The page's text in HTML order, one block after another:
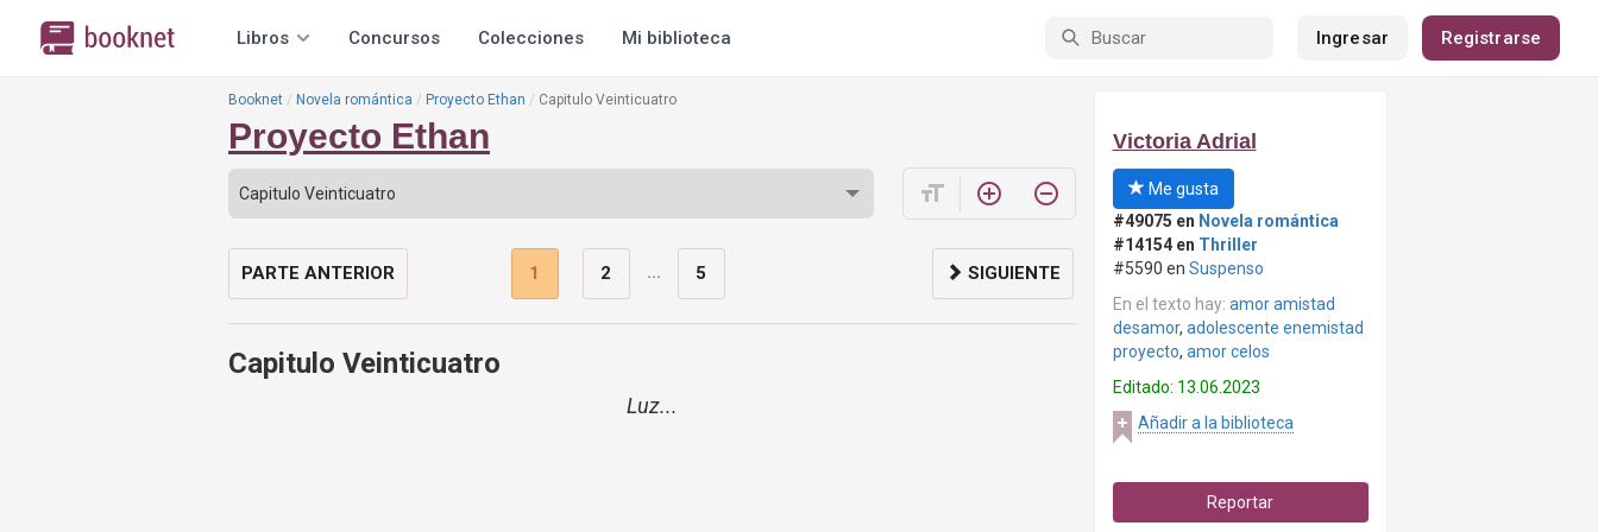
Libros Concursos Colecciones Mi biblioteca Ingresar Registrarse
Booknet Novela romántica Proyecto Ethan Capitulo Veinticuatro
Proyecto Ethan
format_size add_circle_outline remove_circle_outline
PARTE ANTERIOR 1 2 ... 5 SIGUIENTE
Capitulo Veinticuatro
Luz...
Victoria Adrial
Me gusta
#49075 en Novela romántica
#14154 en Thriller
#5590 en Suspenso
En el texto hay: amor amistad
desamor, adolescente enemistad
proyecto, amor celos
Editado: 13.06.2023
Añadir a la biblioteca
Reportar